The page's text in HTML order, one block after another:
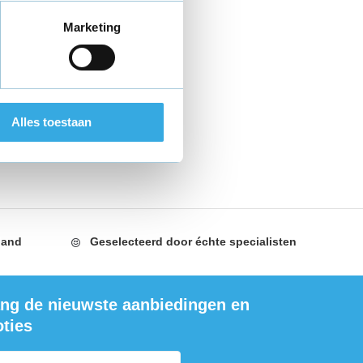
Marketing
Alles toestaan
Geselecteerd dooréchte specialisten
de nieuwste aanbiedingen en